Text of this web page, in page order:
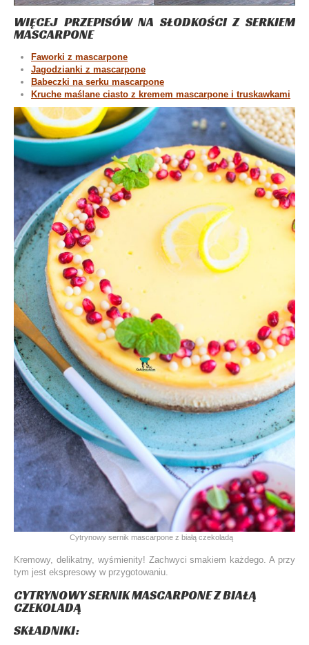
WIĘCEJ PRZEPISÓW NA SŁODKOŚCI Z SERKIEM
MASCARPONE
Faworki z mascarpone
Jagodzianki z mascarpone
Babeczki na serku mascarpone
Kruche maślane ciasto z kremem mascarpone i truskawkami
Cytrynowy sernik mascarpone z białą czekoladą
Kremowy, delikatny, wyśmienity! Zachwyci smakiem każdego. A przy
tym jest ekspresowy w przygotowaniu.
CYTRYNOWY SERNIK MASCARPONE Z BIAŁĄ
CZEKOLADĄ
SKŁADNIKI: